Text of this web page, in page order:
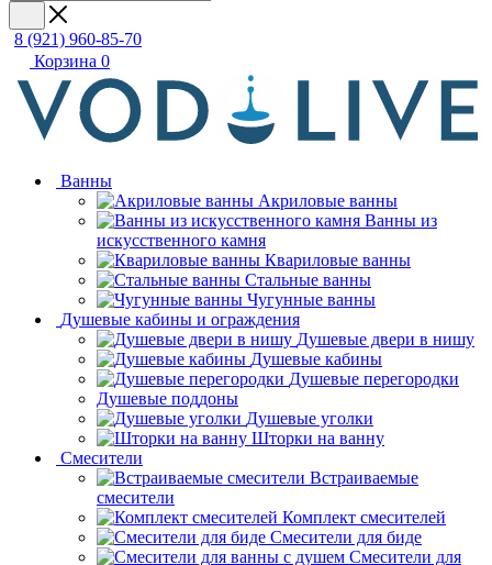
8 (921) 960-85-70
Корзина 0
Ванны
Акриловые ванны
Ванны из
искусственного камня
Квариловые ванны
Стальные ванны
Чугунные ванны
Душевые кабины и ограждения
Душевые двери в нишу
Душевые кабины
Душевые перегородки
Душевые поддоны
Душевые уголки
Шторки на ванну
Смесители
Встраиваемые
смесители
Комплект смесителей
Смесители для биде
Смесители для